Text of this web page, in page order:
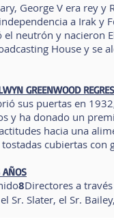
George V era rey
a Irak
el neutrón y nacieron
House y se
GREENWOOD
sus puertas en
y ha donado un
hacia una
cubiertas con
AÑOS
8Directores a
Sr. Slater, el Sr.